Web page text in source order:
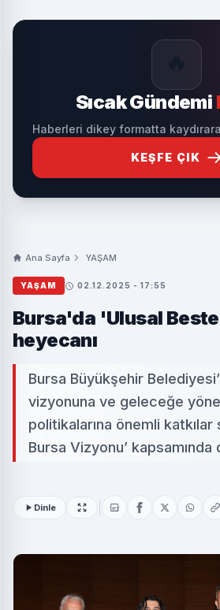
Sıcak Gündemi
Haberleri dikey formatta
KEŞFE ÇIK
Ana Sayfa YAŞAM
YAŞAM 02.12.2025 - 17:55
Bursa'da 'Ulusal
heyecanı
Bursa Büyükşehir
vizyonuna ve geleceğe
politikalarına önemli katkılar
Bursa Vizyonu’ kapsamında
Dinle